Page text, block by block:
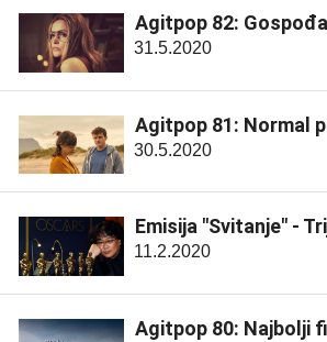
Agitpop 82:
31.5.2020
Agitpop 81: Normal
30.5.2020
Emisija "Svitanje" -
11.2.2020
Agitpop 80: Najbolji